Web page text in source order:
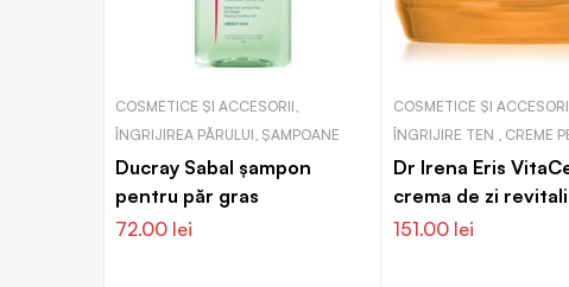
COSMETICE ȘI ACCESORII,
ÎNGRIJIREA PĂRULUI, ȘAMPOANE
Ducray Sabal șampon
pentru păr gras
72.00 lei
COSMETICE ȘI
ÎNGRIJIRE TEN , CREME
Dr Irena Eris
crema de zi
SPF 15
151.00 lei